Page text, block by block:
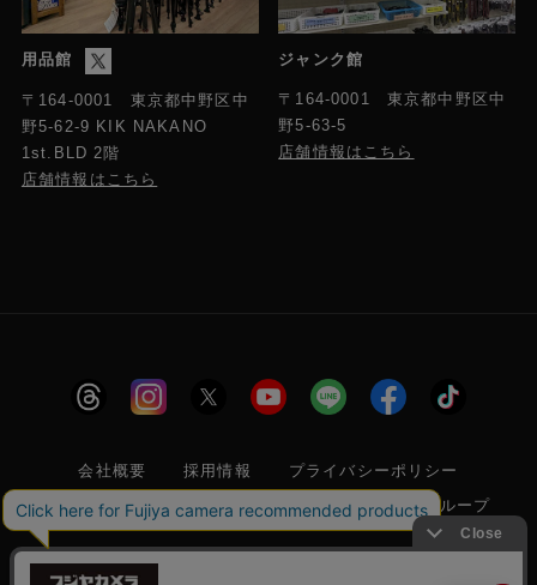
用品館
〒164-0001 東京都中野区中
野5-62-9 KIK NAKANO
1st.BLD 2階
店舗情報はこちら
ジャンク館
〒164-0001 東京都中野区中
野5-63-5
店舗情報はこちら
会社概要 採用情報
プライバシーポリシー
特定商取引に関する法律に基づく表示
フジヤグループ